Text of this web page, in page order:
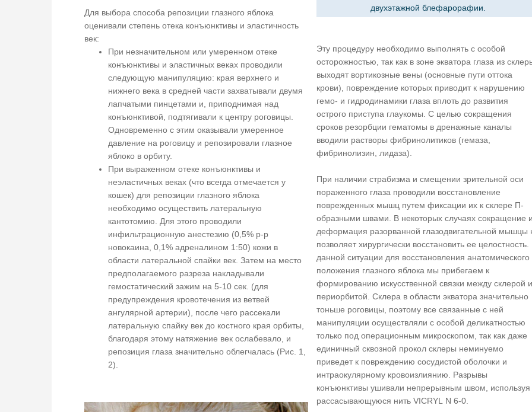
Для выбора способа репозиции глазного яблока
оценивали степень отека конъюнктивы и эластичность
век:
При незначительном или умеренном отеке
конъюнктивы и эластичных веках проводили
следующую манипуляцию: края верхнего и
нижнего века в средней части захватывали двумя
лапчатыми пинцетами и, приподнимая над
конъюнктивой, подтягивали к центру роговицы.
Одновременно с этим оказывали умеренное
давление на роговицу и репозировали глазное
яблоко в орбиту.
При выраженном отеке конъюнктивы и
неэластичных веках (что всегда отмечается у
кошек) для репозиции глазного яблока
необходимо осуществить латеральную
кантотомию. Для этого проводили
инфильтрационную анестезию (0,5% р-р
новокаина, 0,1% адреналином 1:50) кожи в
области латеральной спайки век. Затем на место
предполагаемого разреза накладывали
гемостатический зажим на 5-10 сек. (для
предупреждения кровотечения из ветвей
ангулярной артерии), после чего рассекали
латеральную спайку век до костного края орбиты,
благодаря этому натяжение век ослабевало, и
репозиция глаза значительно облегчалась (Рис. 1,
2).
двухэтажной блефарорафии.
Эту процедуру необходимо выполнять с особой
осторожностью, так как в зоне экватора глаза из
выходят вортикозные вены (основные пути оттока
крови), повреждение которых приводит к нарушению
гемо- и гидродинамики глаза вплоть до развития
острого приступа глаукомы. С целью сокращения
сроков резорбции гематомы в дренажные каналы
вводили растворы фибринолитиков (гемаза,
фибринолизин, лидаза).
При наличии страбизма и смещении зрительной оси
пораженного глаза проводили восстановление
поврежденных мышц путем фиксации их к склере П-
образными швами. В некоторых случаях сокращение
деформация разорванной глазодвигательной мышцы
позволяет хирургически восстановить ее целостность.
данной ситуации для восстановления анатомического
положения глазного яблока мы прибегаем к
формированию искусственной связки между склерой и
периорбитой. Склера в области экватора значительно
тоньше роговицы, поэтому все связанные с ней
манипуляции осуществляли с особой деликатностью
только под операционным микроскопом, так как даже
единичный сквозной прокол склеры неминуемо
приведет к повреждению сосудистой оболочки и
интраокулярному кровоизлиянию. Разрывы
конъюнктивы ушивали непрерывным швом, используя
рассасывающуюся нить VICRYL N 6-0.